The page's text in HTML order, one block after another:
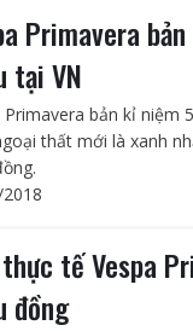
Primavera
tại VN
Primavera bản kỉ
thất mới là xanh
tế Vespa
đồng